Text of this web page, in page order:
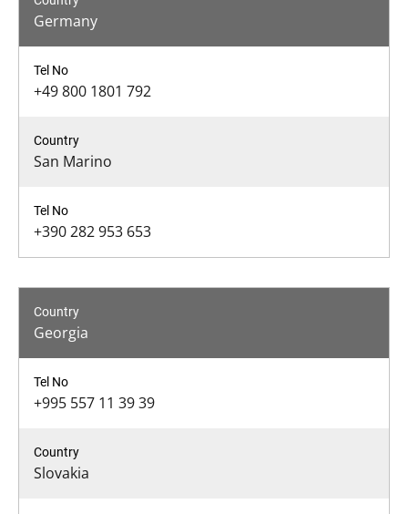
Germany
+49 800 1801 792
San Marino
+390 282 953 653
Georgia
+995 557 11 39 39
Slovakia